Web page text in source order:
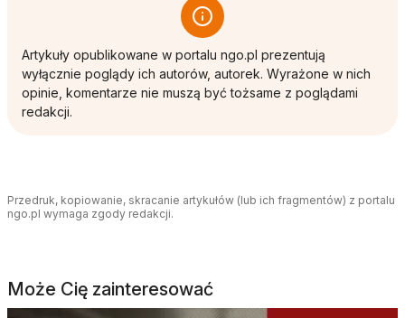
Artykuły opublikowane w portalu ngo.pl prezentują
wyłącznie poglądy ich autorów, autorek. Wyrażone w nich
opinie, komentarze nie muszą być tożsame z poglądami
redakcji.
Przedruk, kopiowanie, skracanie artykułów (lub ich fragmentów) z portalu
ngo.pl wymaga zgody redakcji.
Może Cię zainteresować